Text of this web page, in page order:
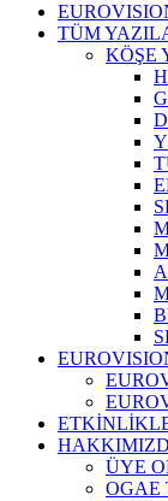
TÜM
KÖŞE
ÜYE
OGAE